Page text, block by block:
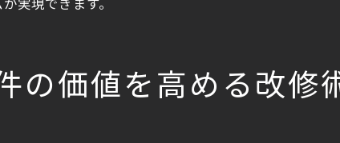
実現できます。
の価値を高める改修